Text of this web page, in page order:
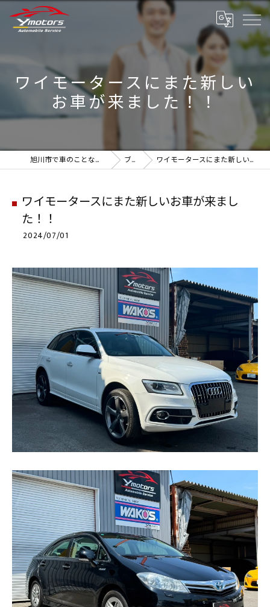
ワイモータースにまた新しい
お車が来ました！！
旭川市で車のことなら実績のYmotors ブログ ワイモータースにまた新しいお車が来ました！！
ワイモータースにまた新しいお車が来まし
た！！
2024/07/01